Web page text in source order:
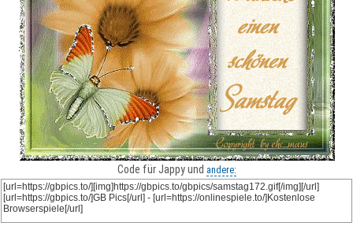
Code für Jappy und andere: